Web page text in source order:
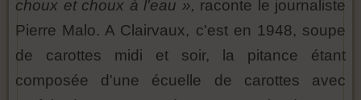
choux et choux à l'eau », raconte le journaliste
Pierre Malo. A Clairvaux, c'est en 1948, soupe
de carottes midi et soir, la pitance étant
composée d'une écuelle de carottes avec